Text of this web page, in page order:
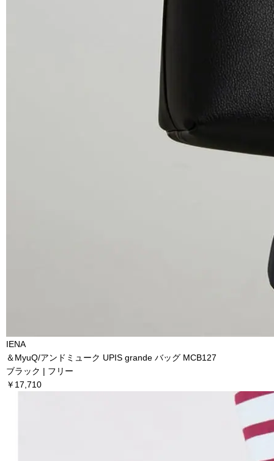
IENA
＆MyuQ/アンドミューク UPIS grande バッグ MCB127
ブラック | フリー
￥17,710